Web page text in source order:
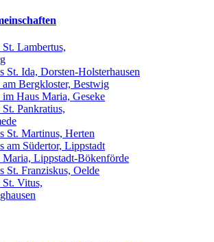
Lambertus,
St. Ida, Dorsten-Holsterhausen
Bergkloster, Bestwig
Haus Maria, Geseke
Pankratius,
St. Martinus, Herten
am Südertor, Lippstadt
Maria, Lippstadt-Bökenförde
St. Franziskus, Oelde
Vitus,